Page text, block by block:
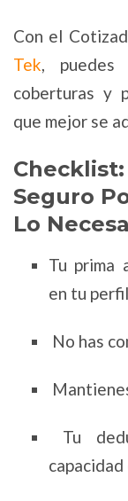
Con el
Tek, puedes
coberturas y
que mejor se
Checklist:
Seguro
Lo
Tu prima
en tu perfil
No has
Tu
capacidad